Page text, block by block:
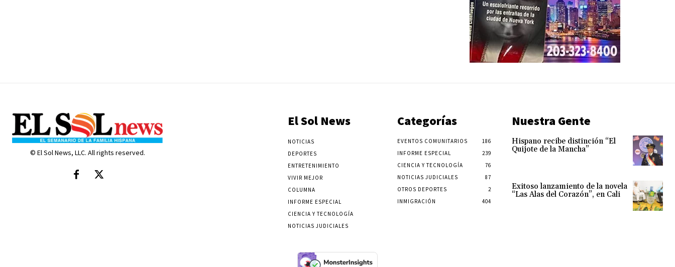
© El Sol News, LLC. All rights reserved.
El Sol News
NOTICIAS
DEPORTES
ENTRETENIMIENTO
VIVIR MEJOR
COLUMNA
INFORME ESPECIAL
CIENCIA Y TECNOLOGÍA
NOTICIAS JUDICIALES
Categorías
EVENTOS COMUNITARIOS
186
INFORME ESPECIAL
239
CIENCIA Y TECNOLOGÍA
76
NOTICIAS JUDICIALES
87
OTROS DEPORTES
2
INMIGRACIÓN
404
Nuestra Gente
Hispano recibe distinción “El
Quijote de la Mancha”
Exitoso lanzamiento de la novela
“Las Alas del Corazón”, en Cali